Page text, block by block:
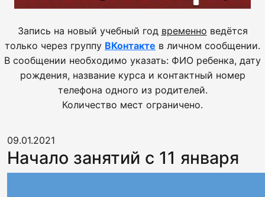
Запись на новый учебный год временно ведётся
только через группу ВКонтакте в личном сообщении.
В сообщении необходимо указать: ФИО ребенка, дату
рождения, название курса и контактный номер
телефона одного из родителей.
Количество мест ограничено.
09.01.2021
Начало занятий с 11 января